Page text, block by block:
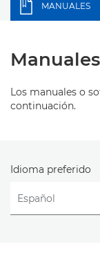
MANUALES
Manuales
Los manuales o
continuación.
Idioma preferido